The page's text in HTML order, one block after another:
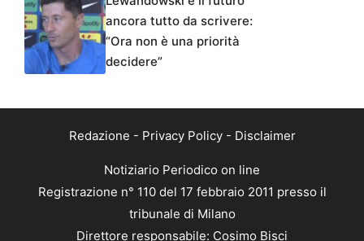
ancora tutto da scrivere:
“Ora non è una priorità
decidere”
Redazione - Privacy Policy- Disclaimer
Notiziario Periodico on line
Registrazione n° 110 del 17 febbraio 2011 presso il
tribunale di Milano
Direttore responsabile: Cosimo Bisci